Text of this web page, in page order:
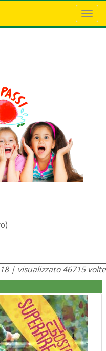
| visualizzato 46715 volte